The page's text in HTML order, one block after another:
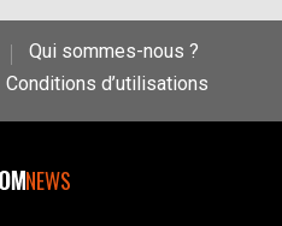
Qui sommes-nous ?
Conditions d’utilisations
NEWS